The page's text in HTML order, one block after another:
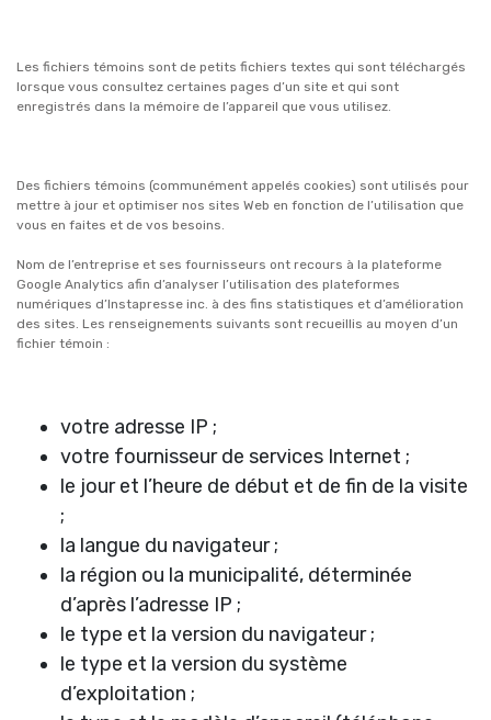
Les fichiers témoins sont de petits fichiers textes qui sont téléchargés
lorsque vous consultez certaines pages d’un site et qui sont
enregistrés dans la mémoire de l’appareil que vous utilisez.
Des fichiers témoins (communément appelés cookies) sont utilisés pour
mettre à jour et optimiser nos sites Web en fonction de l’utilisation que
vous en faites et de vos besoins.
Nom de l’entreprise et ses fournisseurs ont recours à la plateforme
Google Analytics afin d’analyser l’utilisation des plateformes
numériques d’Instapresse inc. à des fins statistiques et d’amélioration
des sites. Les renseignements suivants sont recueillis au moyen d’un
fichier témoin :
votre adresse IP ;
votre fournisseur de services Internet ;
le jour et l’heure de début et de fin de la visite
;
la langue du navigateur ;
la région ou la municipalité, déterminée
d’après l’adresse IP ;
le type et la version du navigateur ;
le type et la version du système
d’exploitation ;